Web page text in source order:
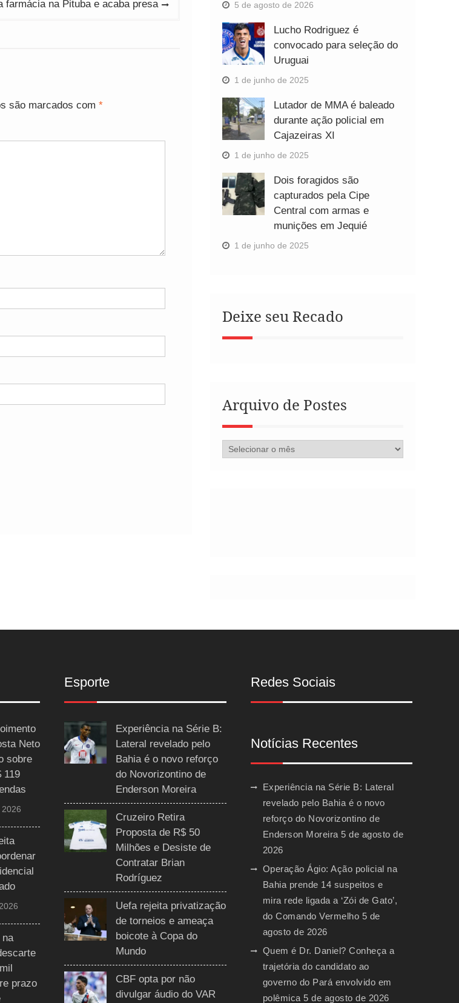
farmácia na Pituba e acaba presa
são marcados com *
5 de agosto de 2026
Lucho Rodriguez é
convocado para seleção do
Uruguai
1 de junho de 2025
Lutador de MMA é baleado
durante ação policial em
Cajazeiras XI
1 de junho de 2025
Dois foragidos são
capturados pela Cipe
Central com armas e
munições em Jequié
1 de junho de 2025
Deixe seu Recado
Arquivo de Postes
Arquivo
Neto
sobre
119
prazo
Esporte
Experiência na Série B:
Lateral revelado pelo
Bahia é o novo reforço
do Novorizontino de
Enderson Moreira
Cruzeiro Retira
Proposta de R$ 50
Milhões e Desiste de
Contratar Brian
Rodríguez
Uefa rejeita privatização
de torneios e ameaça
boicote à Copa do
Mundo
CBF opta por não
divulgar áudio do VAR
Redes Sociais
Notícias Recentes
Experiência na Série B: Lateral
revelado pelo Bahia é o novo
reforço do Novorizontino de
Enderson Moreira 5 de agosto de
2026
Operação Ágio: Ação policial na
Bahia prende 14 suspeitos e
mira rede ligada a ‘Zói de Gato’,
do Comando Vermelho 5 de
agosto de 2026
Quem é Dr. Daniel? Conheça a
trajetória do candidato ao
governo do Pará envolvido em
polêmica 5 de agosto de 2026